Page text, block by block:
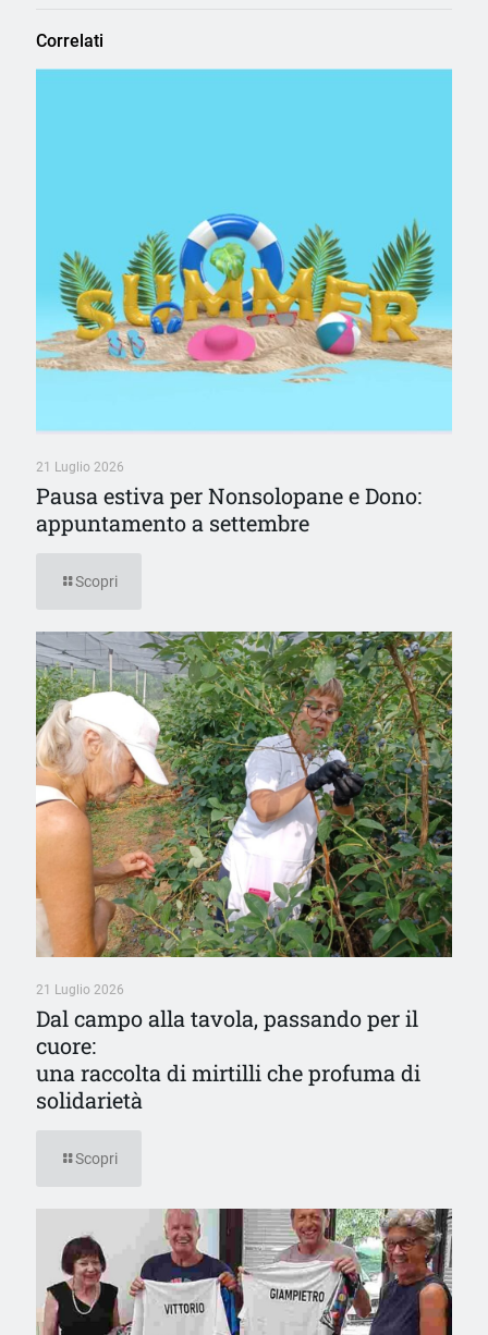
Correlati
21 Luglio 2026
Pausa estiva per Nonsolopane e Dono:
appuntamento a settembre
Scopri
21 Luglio 2026
Dal campo alla tavola, passando per il
cuore:
una raccolta di mirtilli che profuma di
solidarietà
Scopri